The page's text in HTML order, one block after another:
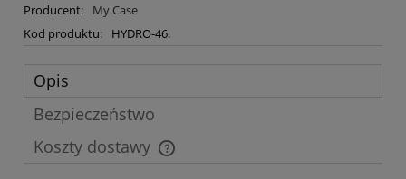
Producent:
My Case
Kod produktu:
HYDRO-46.
Opis
Bezpieczeństwo
Koszty dostawy
Cena nie zawiera ewentualnych kosztów płatności